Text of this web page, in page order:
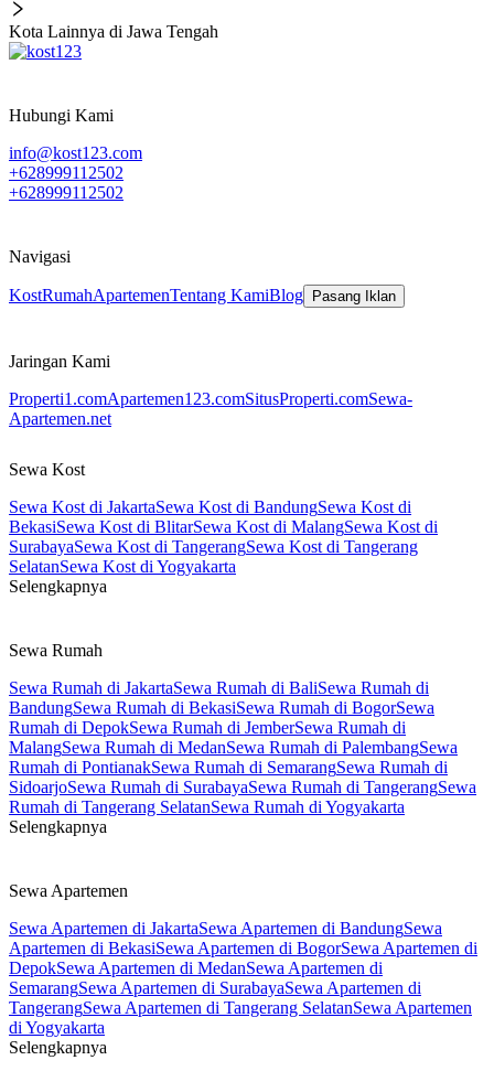
Kota Lainnya di Jawa Tengah
Hubungi Kami
info@kost123.com
+628999112502
+628999112502
Navigasi
KostRumahApartemenTentang KamiBlog Pasang Iklan
Jaringan Kami
Properti1.comApartemen123.comSitusProperti.comSewa-
Apartemen.net
Sewa Kost
Sewa Kost di JakartaSewa Kost di BandungSewa Kost di
BekasiSewa Kost di BlitarSewa Kost di MalangSewa Kost di
SurabayaSewa Kost di TangerangSewa Kost di Tangerang
SelatanSewa Kost di Yogyakarta
Selengkapnya
Sewa Rumah
Sewa Rumah di JakartaSewa Rumah di BaliSewa Rumah di
BandungSewa Rumah di BekasiSewa Rumah di BogorSewa
Rumah di DepokSewa Rumah di JemberSewa Rumah di
MalangSewa Rumah di MedanSewa Rumah di PalembangSewa
Rumah di PontianakSewa Rumah di SemarangSewa Rumah di
SidoarjoSewa Rumah di SurabayaSewa Rumah di TangerangSewa
Rumah di Tangerang SelatanSewa Rumah di Yogyakarta
Selengkapnya
Sewa Apartemen
Sewa Apartemen di JakartaSewa Apartemen di BandungSewa
Apartemen di BekasiSewa Apartemen di BogorSewa Apartemen di
DepokSewa Apartemen di MedanSewa Apartemen di
SemarangSewa Apartemen di SurabayaSewa Apartemen di
TangerangSewa Apartemen di Tangerang SelatanSewa Apartemen
di Yogyakarta
Selengkapnya